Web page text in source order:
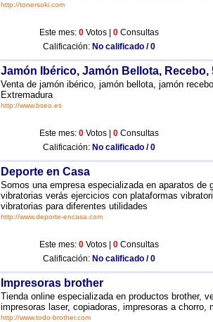
http://tonersoki.com
Este mes: 0 Votos | 0 Consultas
Calificación: No calificado / 0
Jamón Ibérico, Jamón Bellota,
Venta de jamón ibérico, jamón bellota, jamón
Extremadura
http://www.bseo.es
Este mes: 0 Votos | 0 Consultas
Calificación: No calificado / 0
Deporte en Casa
Somos una empresa especializada en aparatos
vibratorias verás ejercicios con plataformas
vibratorias para diferentes utilidades
http://www.deporte-encasa.com
Este mes: 0 Votos | 0 Consultas
Calificación: No calificado / 0
Impresoras brother
Tienda online especializada en productos brother,
impresoras laser, copiadoras, impresoras a chorro,
http://www.todo-brother.com